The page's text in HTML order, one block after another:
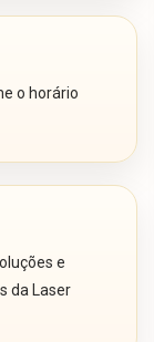
o horário
e
da Laser